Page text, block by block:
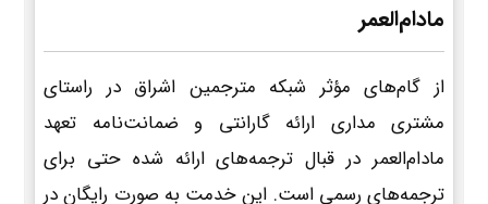
مادام‌العمر
از گام‌های مؤثر شبکه مترجمین اشراق در راستای
مشتری مداری ارائه گارانتی و ضمانت‌نامه تعهد
مادام‌العمر در قبال ترجمه‌های ارائه شده حتی برای
ترجمه‌های رسمی است. این خدمت به صورت رایگان در